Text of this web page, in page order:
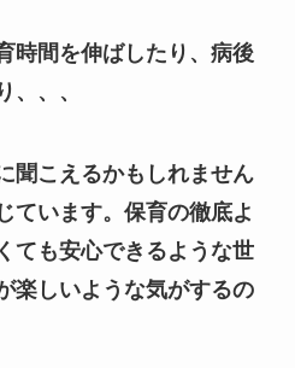
時間を伸ばしたり、病後
、、、
聞こえるかもしれません
ています。保育の徹底よ
ても安心できるような世
楽しいような気がするの